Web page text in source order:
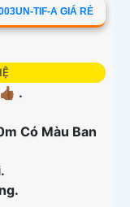
TIF-A GIÁ RẺ
.
Có Màu Ban